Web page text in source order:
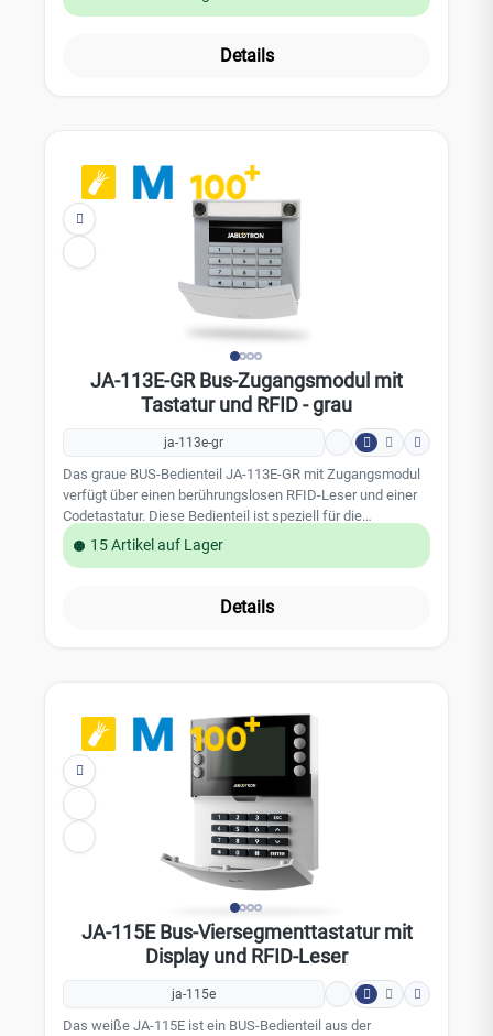
konzipiert. Dieses Bedienteil verfügt über ein
Bediensegmenten (JA-192E-AN) ausgestattet werden. Die
(JA-192E-AN nachrüstbar) Energiesparfunktion bei Ausfall
der Netzversorgung Farbe: Anthrazit; RAL 7016 Technische
Daten: belegt eine Position in dem JABLOTRON 100
Alarmsystem Stromversorgung: über den BUS der Zentrale,
12 V (9 - 15 V) Stromverbrauch: im Energiesparmodus 10
mA berührungsloser Leser Funkfrequenz: 125 kHz
Abmessungen: 102 x 96 x 33 mm Umgebungsbedingungen:
EN 50131-1, EN 50131-3: II, innen Betriebstemperatur:
-10°C bis +40 °C Sicherheitsgrad 2 gemäß EN 50131-1, EN
50131-3 EAN 8595614127585
Details
JA-113E-GR Bus-Zugangsmodul mit
Tastatur und RFID - grau
ja-113e-gr
Das graue BUS-Bedienteil JA-113E-GR mit Zugangsmodul
verfügt über einen berührungslosen RFID-Leser und einer
Codetastatur. Diese Bedienteil ist speziell für die
Bedienung des JABLOTRON 100 Alarmsystems konzipiert.
Dieses Bedienteil verfügt über ein Bediensegment und
GR) ausgestattet werden. Die Kommunikation und die
Energiesparfunktion bei Ausfall der Netzversorgung Farbe:
grau; RAL 7040 Technische Daten: belegt eine Position in
dem JABLOTRON 100 Alarmsystem Stromversorgung: über
den BUS der Zentrale, 12 V (9 - 15 V) Stromverbrauch: im
Energiesparmodus 10 mA berührungsloser Leser
Funkfrequenz: 125 kHz Abmessungen: 102 x 96 x 33 mm
Umgebungsbedingungen: EN 50131-1, EN 50131-3: II, innen
Betriebstemperatur: -10°C bis +40 °C Sicherheitsgrad 2
gemäß EN 50131-1, EN 50131-3 EAN 8595614127578
15 Artikel auf Lager
Details
JA-115E Bus-Viersegmenttastatur mit
Display und RFID-Leser
ja-115e
Das weiße JA-115E ist ein BUS-Bedienteil aus der